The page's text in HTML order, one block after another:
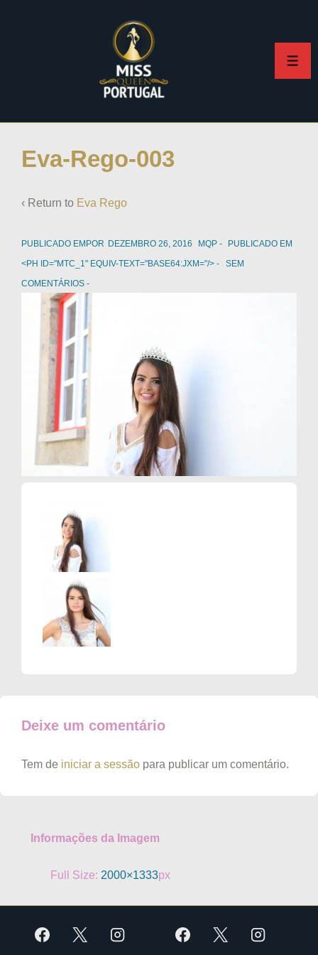
Eva-Rego-003
‹ Return to Eva Rego
PUBLICADO EMPOR DEZEMBRO 26, 2016 MQP
PUBLICADO EM
<PH ID="MTC_1" EQUIV-TEXT="BASE64:JXM="/>
SEM
COMENTÁRIOS
Deixe um comentário
Tem de iniciar a sessão para publicar um comentário.
Informações da Imagem
Full Size: 2000×1333px